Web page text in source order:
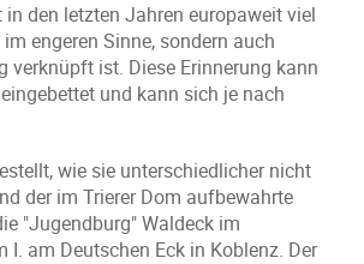
den letzten Jahren europaweit viel
engeren Sinne, sondern auch
verknüpft ist. Diese Erinnerung kann
und kann sich je nach
wie sie unterschiedlicher nicht
der im Trierer Dom aufbewahrte
"Jugendburg" Waldeck im
am Deutschen Eck in Koblenz. Der